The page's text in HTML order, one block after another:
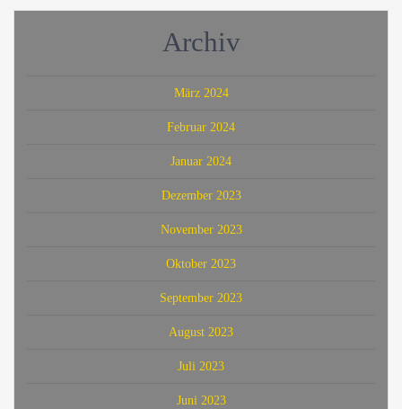
Archiv
März 2024
Februar 2024
Januar 2024
Dezember 2023
November 2023
Oktober 2023
September 2023
August 2023
Juli 2023
Juni 2023